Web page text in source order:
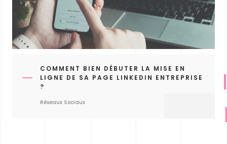
COMMENT BIEN DÉBUTER LA MISE EN
LIGNE DE SA PAGE LINKEDIN ENTREPRISE
?
Réseaux Sociaux